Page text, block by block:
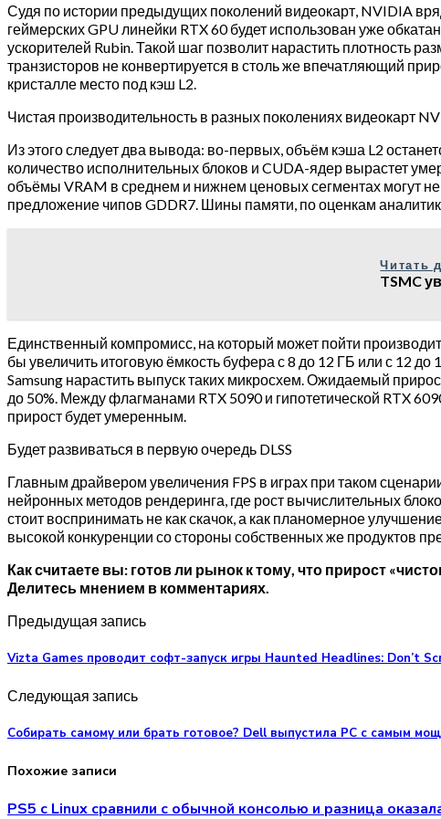
Судя по истории предыдущих поколений видеокарт, NVIDIA
геймерских GPU линейки RTX 60 будет использован уже
ускорителей Rubin. Такой шаг позволит нарастить плотность
транзисторов не конвертируется в столь же впечатляющий
кристалле место под кэш L2.
Чистая производительность в разных поколениях видеокарт
Из этого следует два вывода: во-первых, объём кэша L2
количество исполнительных блоков и CUDA-ядер вырастет
объёмы VRAM в среднем и нижнем ценовых сегментах могут
предложение чипов GDDR7. Шины памяти, по оценкам
Читать
TSMC
Единственный компромисс, на который может пойти
бы увеличить итоговую ёмкость буфера с 8 до 12 ГБ или с 12
Samsung нарастить выпуск таких микросхем. Ожидаемый
до 50%. Между флагманами RTX 5090 и гипотетической RTX
прирост будет умеренным.
Будет развиваться в первую очередь DLSS
Главным драйвером увеличения FPS в играх при таком
нейронных методов рендеринга, где рост вычислительных
стоит воспринимать не как скачок, а как планомерное
высокой конкуренции со стороны собственных же продуктов
Как считаете вы: готов ли рынок к тому, что прирост
Делитесь мнением в комментариях.
Предыдущая запись
Vizta Games проводит софт-запуск игры Haunted Headlines: Don’t
Следующая запись
Собирать самому или брать готовое? Dell выпустила PC с самым
Похожие записи
PS5 с Linux сравнили с обычной консолью и разница